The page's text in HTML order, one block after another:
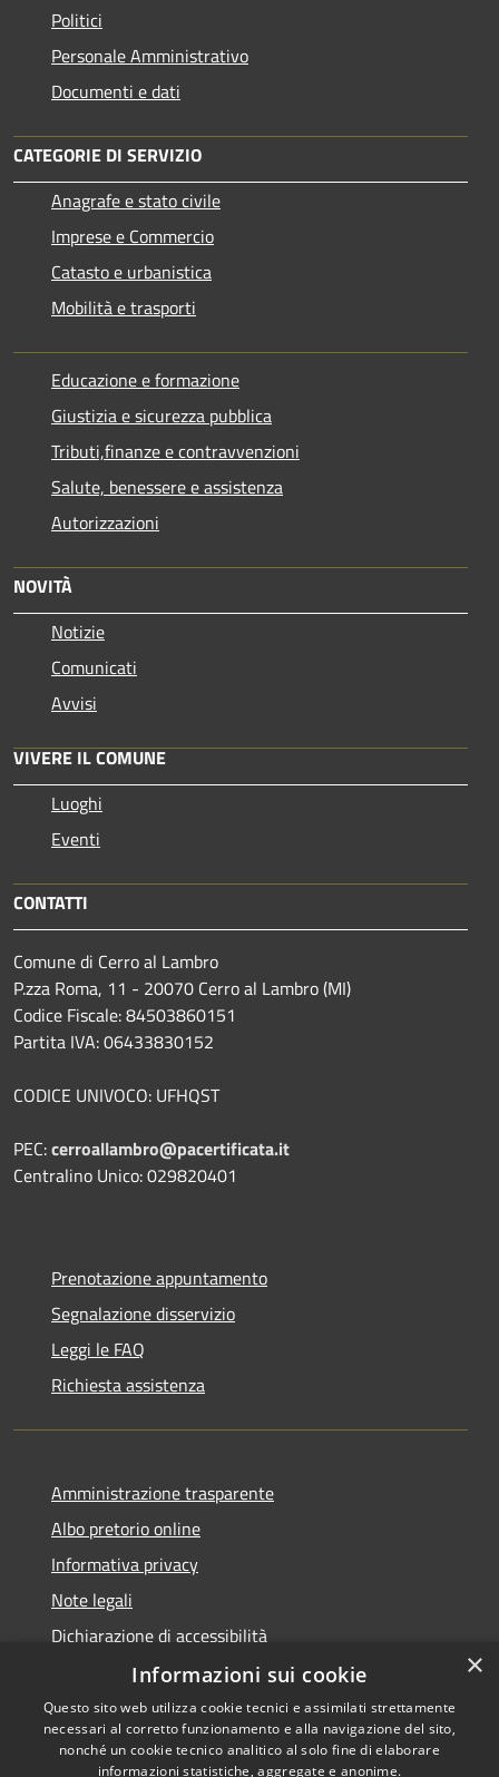
Politici
Personale Amministrativo
Documenti e dati
CATEGORIE DI SERVIZIO
Anagrafe e stato civile
Imprese e Commercio
Catasto e urbanistica
Mobilità e trasporti
Educazione e formazione
Giustizia e sicurezza pubblica
Tributi,finanze e contravvenzioni
Salute, benessere e assistenza
Autorizzazioni
NOVITÀ
Notizie
Comunicati
Avvisi
VIVERE IL COMUNE
Luoghi
Eventi
CONTATTI
Comune di Cerro al Lambro
P.zza Roma, 11 - 20070 Cerro al Lambro (MI)
Codice Fiscale: 84503860151
Partita IVA: 06433830152
CODICE UNIVOCO: UFHQST
PEC:cerroallambro@pacertificata.it
Centralino Unico: 029820401
Prenotazione appuntamento
Segnalazione disservizio
Leggi le FAQ
Richiesta assistenza
Amministrazione trasparente
Albo pretorio online
Informativa privacy
Note legali
Dichiarazione di accessibilità
Copyright © 2026 • Comune di
×
Informazioni sui cookie
Questo sito web utilizza cookie tecnici e assimilati strettamente
necessari al corretto funzionamento e alla navigazione del sito,
nonché un cookie tecnico analitico al solo fine di elaborare
informazioni statistiche, aggregate e anonime.